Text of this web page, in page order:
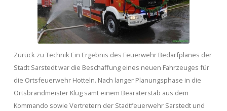
Zurück zu Technik Ein Ergebnis des Feuerwehr Bedarfplanes der
Stadt Sarstedt war die Beschaffung eines neuen Fahrzeuges für
die Ortsfeuerwehr Hotteln. Nach langer Planungsphase in die
Ortsbrandmeister Klug samt einem Bearaterstab aus dem
Kommando sowie Vertretern der Stadtfeuerwehr Sarstedt und